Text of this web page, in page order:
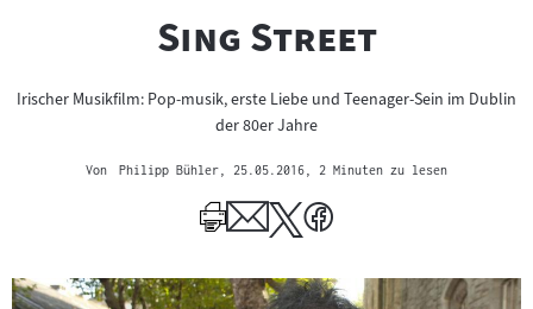
"
Sing Street"
Irischer Musikfilm: Pop-musik, erste Liebe und Teenager-Sein im Dublin
der 80er Jahre
Von Philipp Bühler , 25.05.2016 , 2 Minuten zu lesen